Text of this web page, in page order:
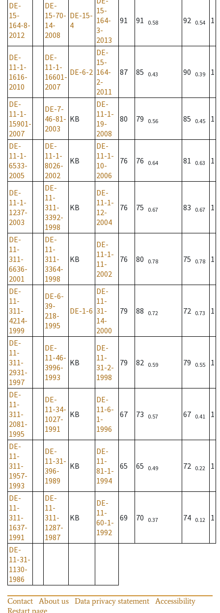
DE-
15-
164-8-
2012
DE-
15-70-
14-
2008
DE-15-
4
15-
164-
3-
2013
91 91 0.58 92 0.54 1
DE-
11-1-
1616-
2010
DE-
11-1-
16601-
2007
DE-6-2
DE-
15-
164-
2-
2011
87 85 0.43 90 0.39 1
DE-
11-1-
15901-
2007
DE-7-
46-81-
2003
KB
DE-
11-1-
19-
2008
80 79 0.56 85 0.45 1
DE-
11-1-
6533-
2005
DE-
11-1-
8026-
2002
KB
DE-
11-1-
10-
2006
76 76 0.64 81 0.63 1
DE-
11-1-
1237-
2003
DE-
11-
311-
3392-
1998
KB
DE-
11-1-
12-
2004
76 75 0.67 83 0.67 1
DE-
11-
311-
6636-
2001
DE-
11-
311-
3364-
1998
KB
DE-
11-1-
11-
2002
76 80 0.78 75 0.78 1
DE-
11-
311-
4214-
1999
DE-6-
39-
218-
1995
DE-1-6
DE-
11-
31-
14-
2000
79 88 0.72 72 0.73 1
DE-
11-
311-
2931-
1997
DE-
11-46-
3996-
1993
KB
DE-
11-
31-2-
1998
79 82 0.59 79 0.55 1
DE-
11-
311-
2081-
1995
DE-
11-34-
1027-
1991
KB
DE-
11-6-
1-
1996
67 73 0.57 67 0.41 1
DE-
11-
311-
1957-
1993
DE-
11-31-
396-
1989
KB
DE-
11-
81-1-
1994
65 65 0.49 72 0.22 1
DE-
11-
311-
1637-
1991
DE-
11-
311-
1287-
1987
KB
DE-
11-
60-1-
1992
69 70 0.37 74 0.12 1
DE-
11-31-
1130-
1986
Contact About us Data privacy statement
Accessibility
Restart page